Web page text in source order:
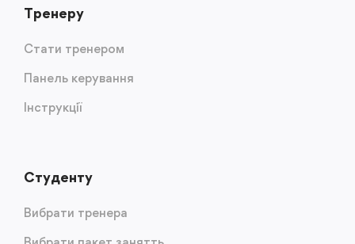
Тренеру
Стати тренером
Панель керування
Інструкції
Студенту
Вибрати тренера